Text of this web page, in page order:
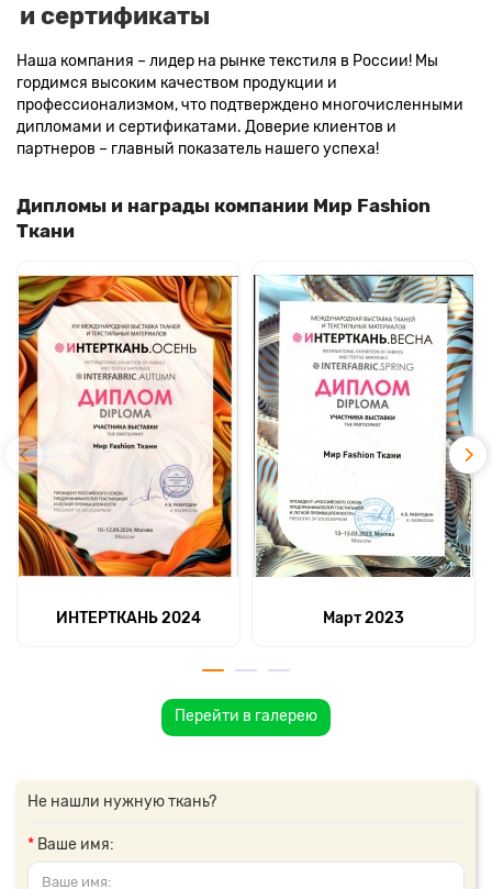
и сертификаты
Наша компания – лидер на рынке текстиля в России! Мы
гордимся высоким качеством продукции и
профессионализмом, что подтверждено многочисленными
дипломами и сертификатами. Доверие клиентов и
партнеров – главный показатель нашего успеха!
Дипломы и награды компании Мир Fashion
Ткани
ИНТЕРТКАНЬ 2024 Март 2023
Перейти в галерею
Не нашли нужную ткань?
Ваше имя: